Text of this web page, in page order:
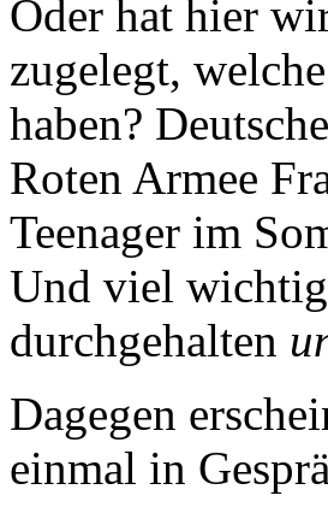
Oder hat hier
zugelegt,
haben?
Roten Armee
Teenager im
Und viel
durchgehalten
Dagegen
einmal in